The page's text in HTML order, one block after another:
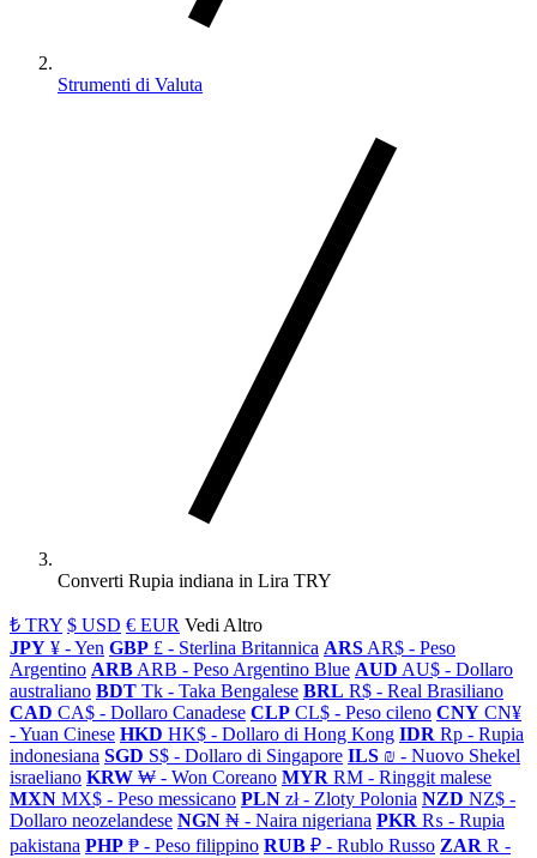
Strumenti di Valuta
Converti Rupia indiana in Lira TRY
₺ TRY $ USD € EUR Vedi Altro
JPY ¥ - Yen GBP £ - Sterlina Britannica ARS AR$ - Peso
Argentino ARB ARB - Peso Argentino Blue AUD AU$ - Dollaro
australiano BDT Tk - Taka Bengalese BRL R$ - Real Brasiliano
CAD CA$ - Dollaro Canadese CLP CL$ - Peso cileno CNY CN¥
- Yuan Cinese HKD HK$ - Dollaro di Hong Kong IDR Rp - Rupia
indonesiana SGD S$ - Dollaro di Singapore ILS ₪ - Nuovo Shekel
israeliano KRW ₩ - Won Coreano MYR RM - Ringgit malese
MXN MX$ - Peso messicano PLN zł - Zloty Polonia NZD NZ$ -
Dollaro neozelandese NGN ₦ - Naira nigeriana PKR ₨ - Rupia
pakistana PHP ₱ - Peso filippino RUB ₽ - Rublo Russo ZAR R -